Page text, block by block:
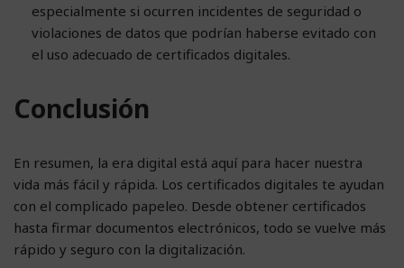
especialmente si ocurren incidentes de seguridad o
violaciones de datos que podrían haberse evitado con
el uso adecuado de certificados digitales.
Conclusión
En resumen, la era digital está aquí para hacer nuestra
vida más fácil y rápida. Los certificados digitales te ayudan
con el complicado papeleo. Desde obtener certificados
hasta firmar documentos electrónicos, todo se vuelve más
rápido y seguro con la digitalización.